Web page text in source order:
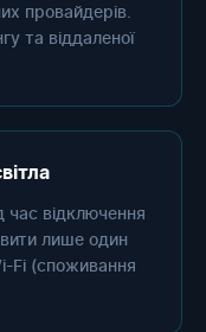
провайдерів.
та віддаленої
час відключення
лише один
Fi (споживання